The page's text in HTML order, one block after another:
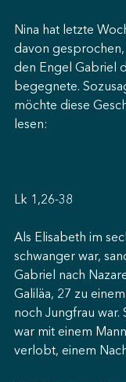
Nina hat letzte
davon
den Engel Gabriel
begegnete.
möchte diese
lesen:
Lk 1,26-38
Als Elisabeth im
schwanger war,
Gabriel nach
Galiläa, 27 zu
noch Jungfrau war.
war mit einem
verlobt, einem